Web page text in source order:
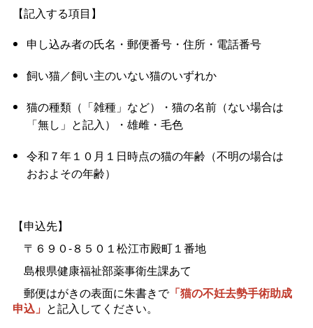
【記入する項目】
申し込み者の氏名・郵便番号・住所・電話番号
飼い猫／飼い主のいない猫のいずれか
猫の種類（「雑種」など）・猫の名前（ない場合は
「無し」と記入）・雄雌・毛色
令和７年１０月１日時点の猫の年齢（不明の場合は
おおよその年齢）
【申込先】
〒６９０-８５０１松江市殿町１番地
島根県健康福祉部薬事衛生課あて
郵便はがきの表面に朱書きで「猫の不妊去勢手術助成
申込」 と記入してください。